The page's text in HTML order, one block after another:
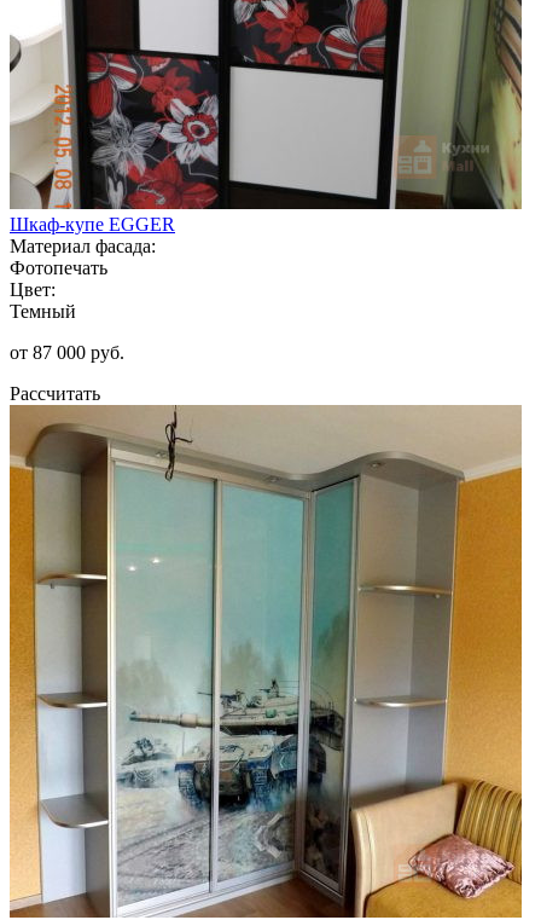
Шкаф-купе EGGER
Материал фасада:
Фотопечать
Цвет:
Темный
от 87 000 руб.
Рассчитать